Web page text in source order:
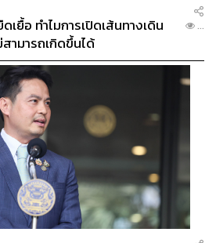
ยื้อ ทำไมการเปิดเส้นทางเดิน
ามารถเกิดขึ้นได้
...